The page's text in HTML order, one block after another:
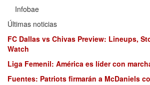
Infobae
Últimas noticias
FC Dallas vs Chivas Preview: Lineups,
Watch
Liga Femenil: América es líder con
Fuentes: Patriots firmarán a McDaniels